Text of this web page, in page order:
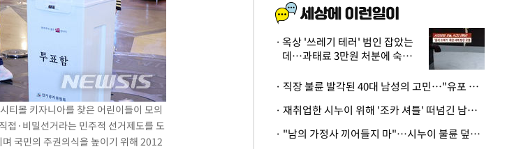
티몰 키자니아를 찾은 어린이들이 모의
접·비밀선거라는 민주적 선거제도를 도
국민의 주권의식을 높이기 위해 2012
옥상 '쓰레기 테러' 범인 잡았는
데…과태료 3만원 처분에 숙박업
· 직장 불륜 발각된 40대 남성의 고민…"유포 동료 명예훼손·협박죄 고소 가능할까"
· 재취업한 시누이 위해 '조카 셔틀' 떠넘긴 남편…아내 "난 못한다"
· "남의 가정사 끼어들지 마"…시누이 불륜 덮으려는 남편에 억울한 아내